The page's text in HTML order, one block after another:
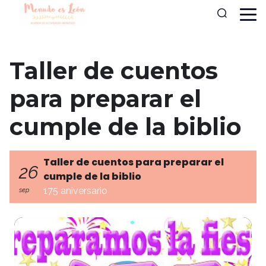
Taller de cuentos
para preparar el
cumple de la biblio
26
sep
Taller de cuentos para preparar el
cumple de la biblio
175 aniversario